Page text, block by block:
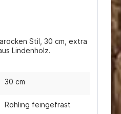
Stil, 30 cm, extra
Lindenholz.
30 cm
Rohling feingefräst